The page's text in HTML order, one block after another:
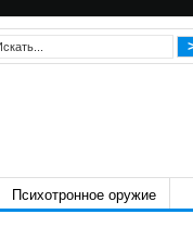
Психотронное оружие